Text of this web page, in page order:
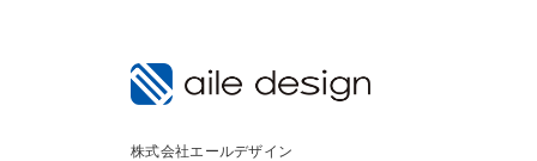
株式会社エールデザイン